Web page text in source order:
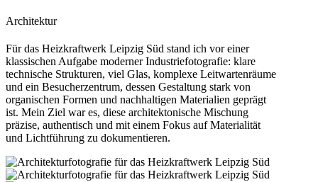
Architektur
Für das Heizkraftwerk Leipzig Süd stand ich vor einer
klassischen Aufgabe moderner Industriefotografie: klare
technische Strukturen, viel Glas, komplexe Leitwartenräume
und ein Besucherzentrum, dessen Gestaltung stark von
organischen Formen und nachhaltigen Materialien geprägt
ist. Mein Ziel war es, diese architektonische Mischung
präzise, authentisch und mit einem Fokus auf Materialität
und Lichtführung zu dokumentieren.